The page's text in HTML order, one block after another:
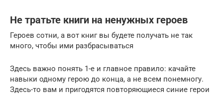
Не тратьте книги на ненужных героев
Героев сотни, а вот книг вы будете получать не так
много, чтобы ими разбрасываться
Здесь важно понять 1-е и главное правило: качайте
навыки одному герою до конца, а не всем понемногу.
Здесь-то вам и пригодятся повторяющиеся синие герои